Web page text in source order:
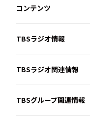
コンテンツ
TBSラジオ情報
TBSラジオ関連情報
TBSグループ関連情報